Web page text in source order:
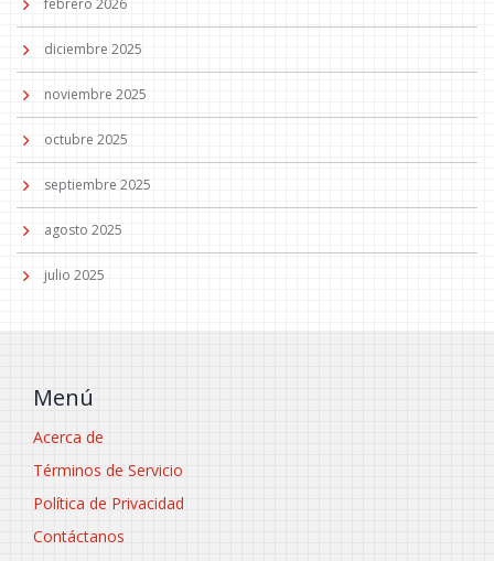
diciembre 2025
noviembre 2025
octubre 2025
septiembre 2025
agosto 2025
julio 2025
Menú
Acerca de
Términos de Servicio
Política de Privacidad
Contáctanos